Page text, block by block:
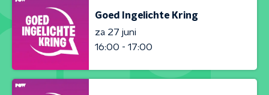
Goed Ingelichte Kring
za 27 juni
16:00 - 17:00